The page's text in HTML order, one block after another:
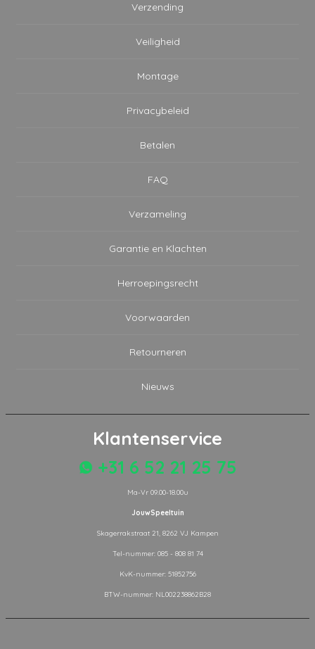
Verzending
Veiligheid
Montage
Privacybeleid
Betalen
FAQ
Verzameling
Garantie en Klachten
Herroepingsrecht
Voorwaarden
Retourneren
Nieuws
Klantenservice
+31 6 52 21 25 75
Ma-Vr 09.00-18.00u
JouwSpeeltuin
Skagerrakstraat 21, 8262 VJ Kampen
Tel-nummer: 085 - 808 81 74
KvK-nummer: 51852756
BTW-nummer: NL002238862B28